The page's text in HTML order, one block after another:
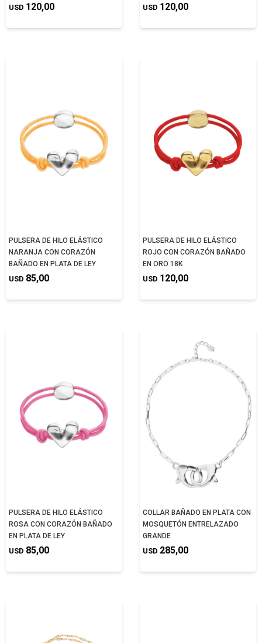
USD 120,00 USD 120,00
PULSERA DE HILO ELÁSTICO
NARANJA CON CORAZÓN
BAÑADO EN PLATA DE LEY
USD 85,00
PULSERA DE HILO ELÁSTICO
ROJO CON CORAZÓN BAÑADO
EN ORO 18K
USD 120,00
PULSERA DE HILO ELÁSTICO
ROSA CON CORAZÓN BAÑADO
EN PLATA DE LEY
USD 85,00
COLLAR BAÑADO EN PLATA CON
MOSQUETÓN ENTRELAZADO
GRANDE
USD 285,00